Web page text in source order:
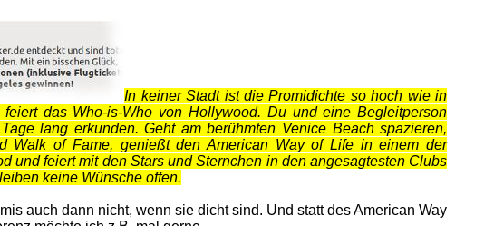
In keiner Stadt ist die Promidichte so hoch wie in
das Who-is-Who von Hollywood. Du und eine Begleitperson
lang erkunden. Geht am berühmten Venice Beach spazieren,
Walk of Fame, genießt den American Way of Life in einem der
und feiert mit den Stars und Sternchen in den angesagtesten Clubs
keine Wünsche offen.
auch dann nicht, wenn sie dicht sind. Und statt des American Way